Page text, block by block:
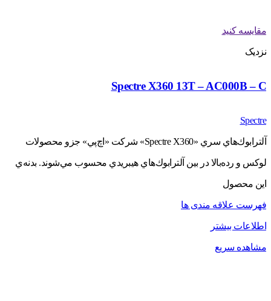
مقایسه کنید
نزدیک
Spectre X360 13T – AC000B – C
Spectre
آلترابوك‌هاي سري «Spectre X360» شركت «اچ‌پي» جزو محصولات
لوكس و رده‌بالا در بين آلترابوك‌هاي هيبريدي محسوب مي‌شوند. بدنه‌ي
اين محصول
فهرست علاقه مندی ها
اطلاعات بیشتر
مشاهده سریع